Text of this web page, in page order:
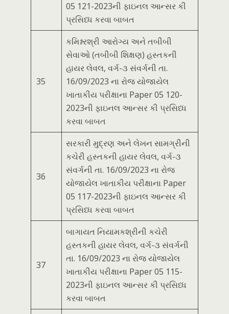
05 121-2023ની ફાઇનલ આન્સર કી
પ્રસિધ્ધ કરવા બાબત
35
કમિશ્નરશ્રી આરોગ્ય અને તબીબી
સેવાઓ (તબીબી શિક્ષણ) હસ્તકની
હાયર લેવલ, વર્ગ-૩ સંવર્ગની તા.
16/09/2023 ના રોજ યોજાયેલ
ખાતાકીય પરીક્ષાના Paper 05 120-
2023ની ફાઇનલ આન્સર કી પ્રસિધ્ધ
કરવા બાબત
36
સરકારી મુદ્રણ અને લેખન સામગ્રીની
કચેરી હસ્તકની હાયર લેવલ, વર્ગ-૩
સંવર્ગની તા. 16/09/2023 ના રોજ
યોજાયેલ ખાતાકીય પરીક્ષાના Paper
05 117-2023ની ફાઇનલ આન્સર કી
પ્રસિધ્ધ કરવા બાબત
37
બાગાયત નિયામકશ્રીની કચેરી
હસ્તકની હાયર લેવલ, વર્ગ-૩ સંવર્ગની
તા. 16/09/2023 ના રોજ યોજાયેલ
ખાતાકીય પરીક્ષાના Paper 05 115-
2023ની ફાઇનલ આન્સર કી પ્રસિધ્ધ
કરવા બાબત